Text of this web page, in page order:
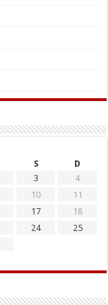
S
D
3
4
10
11
17
18
24
25